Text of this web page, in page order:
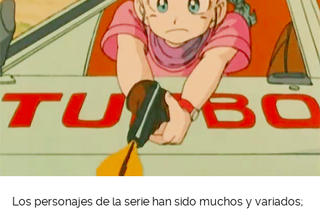
Los personajes de la serie han sido muchos y variados;